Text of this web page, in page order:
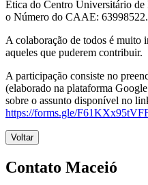
Ética do Centro Universitário
o Número do CAAE:
A colaboração de todos é muito
aqueles que puderem contribuir.
A participação consiste no
(elaborado na plataforma
sobre o assunto disponível no
https://forms.gle/
Voltar
Contato Maceió